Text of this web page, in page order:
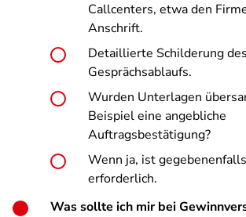
Callcenters, etwa den
Anschrift.
Detaillierte Schilderung des
Gesprächsablaufs.
Wurden Unterlagen
Beispiel eine angebliche
Auftragsbestätigung?
Wenn ja, ist
erforderlich.
Was sollte ich mir bei